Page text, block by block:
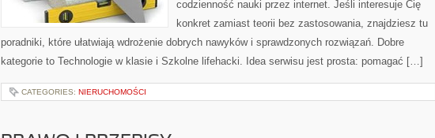
codzienność nauki przez internet. Jeśli interesuje Cię
konkret zamiast teorii bez zastosowania, znajdziesz tu
poradniki, które ułatwiają wdrożenie dobrych nawyków i sprawdzonych rozwiązań. Dobre
kategorie to Technologie w klasie i Szkolne lifehacki. Idea serwisu jest prosta: pomagać […]
CATEGORIES: NIERUCHOMOŚCI